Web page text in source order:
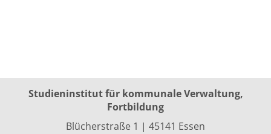
Studieninstitut für kommunale Verwaltung,
Fortbildung
Blücherstraße 1 | 45141 Essen